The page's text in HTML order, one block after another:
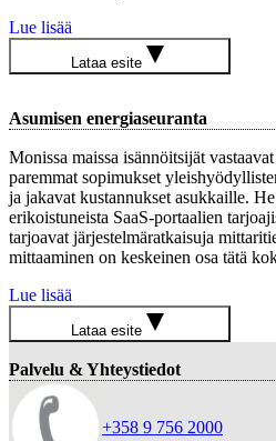
Lue lisää
Lataa esite
Asumisen energiaseuranta
Monissa maissa isännöitsijät
paremmat sopimukset
ja jakavat kustannukset asukkaille.
erikoistuneista SaaS-portaalien
tarjoavat järjestelmäratkaisuja
mittaaminen on keskeinen osa tätä
Lue lisää
Lataa esite
Palvelu & Yhteystiedot
+358 9 756 2000